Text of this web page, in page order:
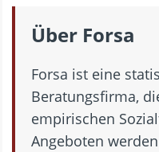
Über Forsa
Forsa ist eine
Beratungsfirma,
empirischen
Angeboten